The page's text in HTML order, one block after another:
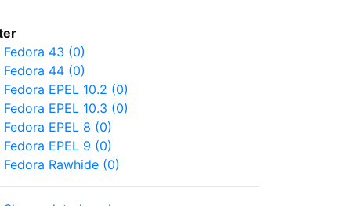
Fedora 43 (0)
Fedora 44 (0)
Fedora EPEL 10.2 (0)
Fedora EPEL 10.3 (0)
Fedora EPEL 8 (0)
Fedora EPEL 9 (0)
Fedora Rawhide (0)